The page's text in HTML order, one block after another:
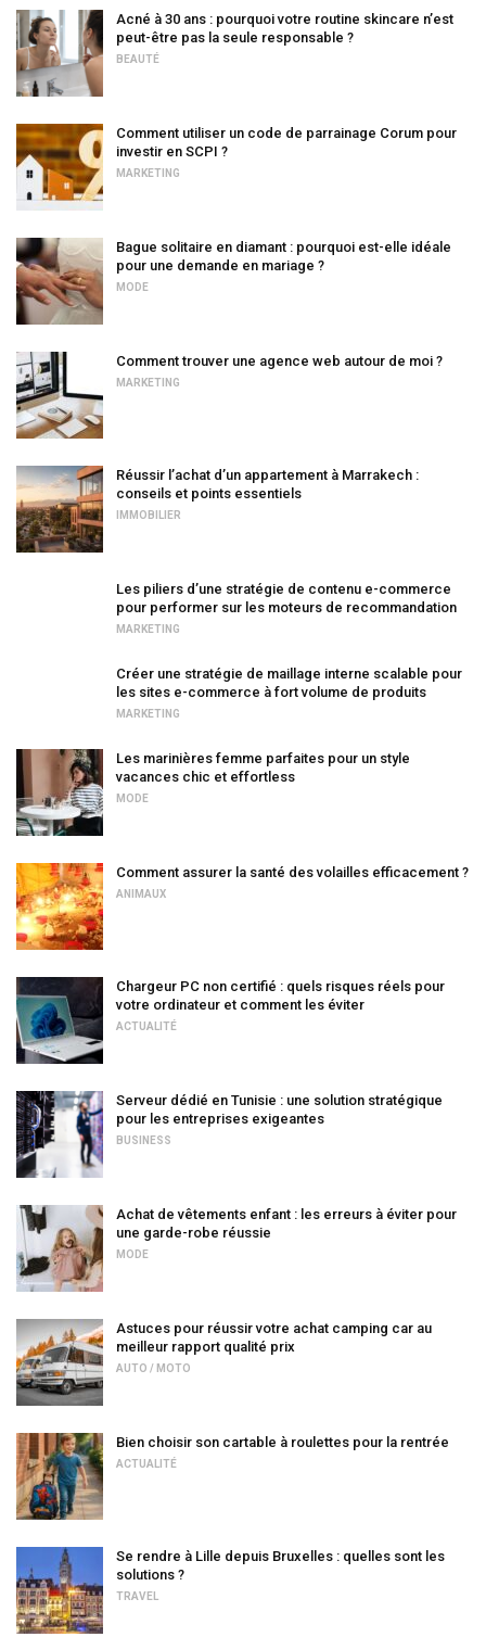
Acné à 30 ans : pourquoi votre routine skincare n’est
peut-être pas la seule responsable ?
BEAUTÉ
Comment utiliser un code de parrainage Corum pour
investir en SCPI ?
MARKETING
Bague solitaire en diamant : pourquoi est-elle idéale
pour une demande en mariage ?
MODE
Comment trouver une agence web autour de moi ?
MARKETING
Réussir l’achat d’un appartement à Marrakech :
conseils et points essentiels
IMMOBILIER
Les piliers d’une stratégie de contenu e-commerce
pour performer sur les moteurs de recommandation
MARKETING
Créer une stratégie de maillage interne scalable pour
les sites e-commerce à fort volume de produits
MARKETING
Les marinières femme parfaites pour un style
vacances chic et effortless
MODE
Comment assurer la santé des volailles efficacement ?
ANIMAUX
Chargeur PC non certifié : quels risques réels pour
votre ordinateur et comment les éviter
ACTUALITÉ
Serveur dédié en Tunisie : une solution stratégique
pour les entreprises exigeantes
BUSINESS
Achat de vêtements enfant : les erreurs à éviter pour
une garde-robe réussie
MODE
Astuces pour réussir votre achat camping car au
meilleur rapport qualité prix
AUTO / MOTO
Bien choisir son cartable à roulettes pour la rentrée
ACTUALITÉ
Se rendre à Lille depuis Bruxelles : quelles sont les
solutions ?
TRAVEL